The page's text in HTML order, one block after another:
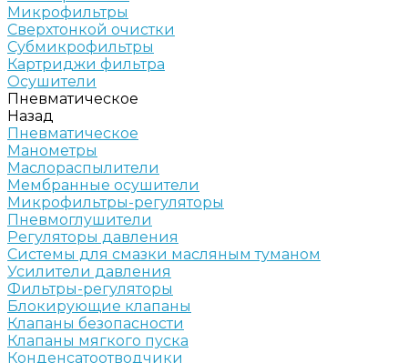
Микрофильтры
Сверхтонкой очистки
Субмикрофильтры
Картриджи фильтра
Осушители
Пневматическое
Назад
Пневматическое
Манометры
Маслораспылители
Мембранные осушители
Микрофильтры-регуляторы
Пневмоглушители
Регуляторы давления
Системы для смазки масляным туманом
Усилители давления
Фильтры-регуляторы
Блокирующие клапаны
Клапаны безопасности
Клапаны мягкого пуска
Конденсатоотводчики